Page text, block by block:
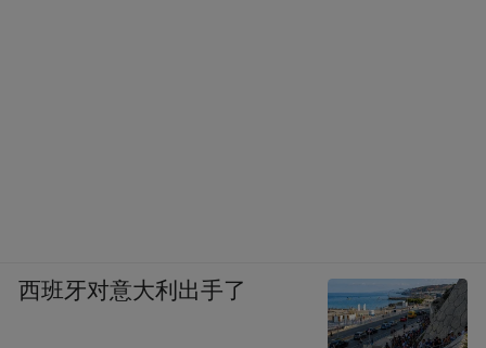
西班牙对意大利出手了